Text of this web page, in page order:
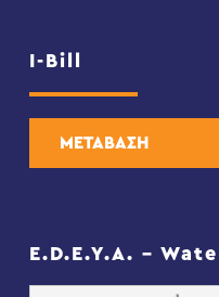
I-Bill
ΜΕΤΑΒΑΣΗ
E.D.E.Y.A. –